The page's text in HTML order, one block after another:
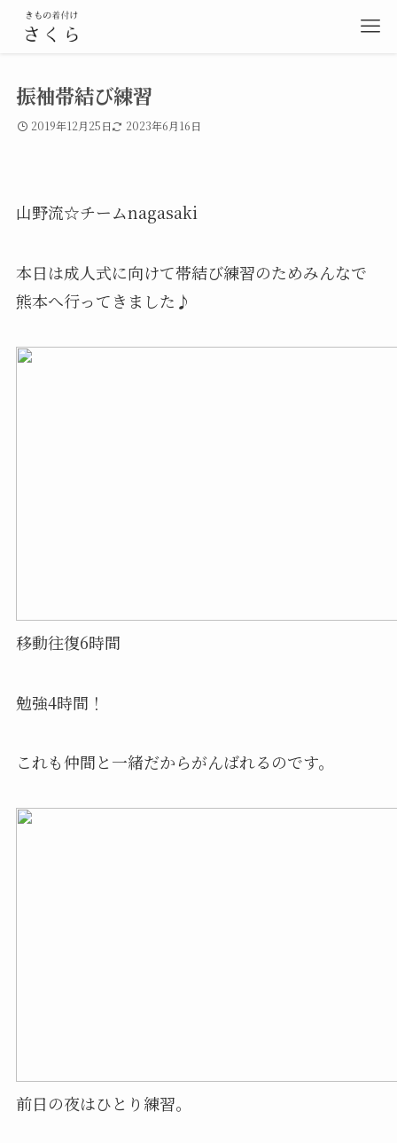
振袖帯結び練習
2019年12月25日 2023年6月16日
山野流☆チームnagasaki
本日は成人式に向けて帯結び練習のためみんなで
熊本へ行ってきました♪
移動往復6時間
勉強4時間！
これも仲間と一緒だからがんばれるのです。
前日の夜はひとり練習。